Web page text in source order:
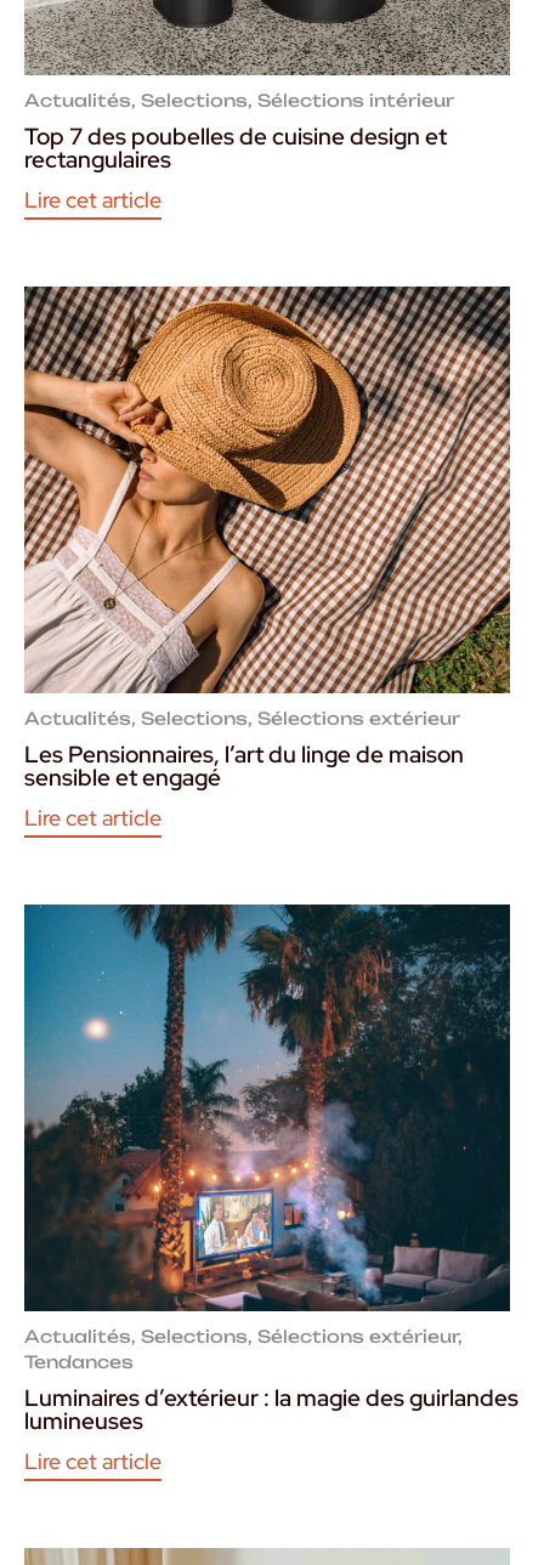
Actualités, Selections, Sélections intérieur
Top 7 des poubelles de cuisine design et
rectangulaires
Lire cet article
Actualités, Selections, Sélections extérieur
Les Pensionnaires, l’art du linge de maison
sensible et engagé
Lire cet article
Actualités, Selections, Sélections extérieur,
Tendances
Luminaires d’extérieur : la magie des guirlandes
lumineuses
Lire cet article